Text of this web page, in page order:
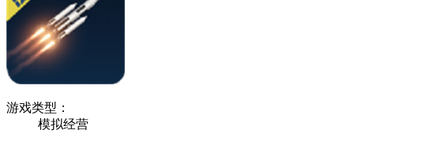
游戏类型：
模拟经营